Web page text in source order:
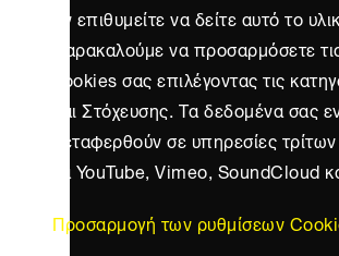
Αν επιθυμείτε να δείτε αυτό το
παρακαλούμε να προσαρμόσετε
cookies σας επιλέγοντας τις
και Στόχευσης. Τα δεδομένα σας
μεταφερθούν σε υπηρεσίες
τα YouTube, Vimeo, SoundCloud
Προσαρμογή των ρυθμίσεων